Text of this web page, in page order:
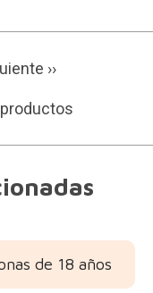
››
de 18 años